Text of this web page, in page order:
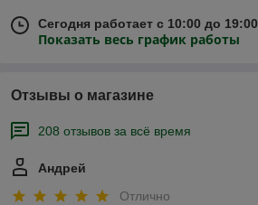
Сегодня работает с 10:00 до 19:00
Показать весь график работы
Отзывы о магазине
208 отзывов за всё время
Андрей
Отлично